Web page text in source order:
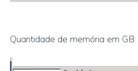
Quantidade de memória em GB: